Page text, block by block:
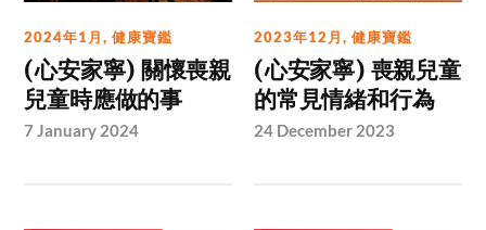
2024年1月,健康寶鑑
(心安家寧) 關懷喪親
兒童時應做的事
7 January 2024
2023年12月,健康寶鑑
(心安家寧) 喪親兒童
的常見情緒和行為
24 December 2023